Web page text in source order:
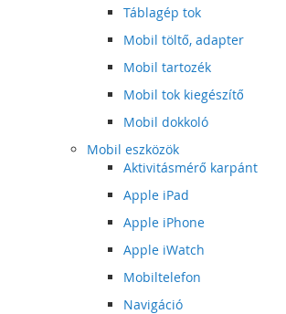
Táblagép tok
Mobil töltő, adapter
Mobil tartozék
Mobil tok kiegészítő
Mobil dokkoló
Mobil eszközök
Aktivitásmérő karpánt
Apple iPad
Apple iPhone
Apple iWatch
Mobiltelefon
Navigáció